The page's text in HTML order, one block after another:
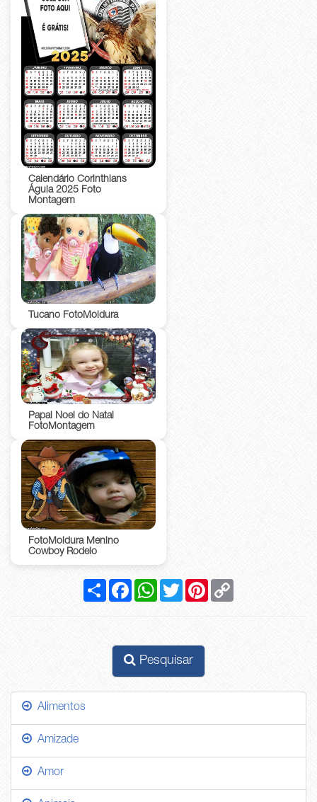
Calendário Corinthians
Águia 2025 Foto
Montagem
Tucano FotoMoldura
Papai Noel do Natal
FotoMontagem
FotoMoldura Menino
Cowboy Rodeio
Compartilhar
FacebookWhatsApp
Twitter Pinterest
Pesquisar
Alimentos
Amizade
Amor